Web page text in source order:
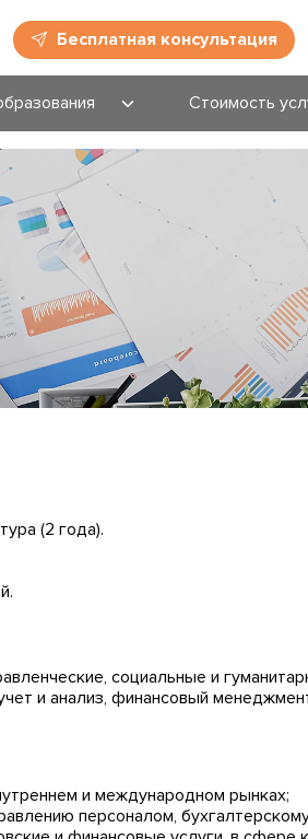
Бесплатная консультация
для
Стоимость
(2 года).
социальные и
и анализ, финансовый
и международном рынках;
персоналом,